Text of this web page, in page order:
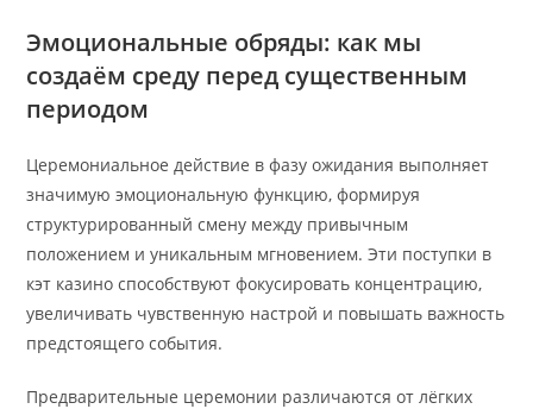
Эмоциональные обряды: как мы
создаём среду перед существенным
периодом
Церемониальное действие в фазу ожидания выполняет
значимую эмоциональную функцию, формируя
структурированный смену между привычным
положением и уникальным мгновением. Эти поступки в
кэт казино способствуют фокусировать концентрацию,
увеличивать чувственную настрой и повышать важность
предстоящего события.
Предварительные церемонии различаются от лёгких